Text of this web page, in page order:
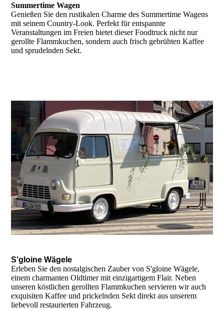
Summertime Wagen
Genießen Sie den rustikalen Charme des Summertime Wagens
mit seinem Country-Look. Perfekt für entspannte
Veranstaltungen im Freien bietet dieser Foodtruck nicht nur
gerollte Flammkuchen, sondern auch frisch gebrühten Kaffee
und sprudelnden Sekt.
S'gloine Wägele
Erleben Sie den nostalgischen Zauber von S'gloine Wägele,
einem charmanten Oldtimer mit einzigartigem Flair. Neben
unseren köstlichen gerollten Flammkuchen servieren wir auch
exquisiten Kaffee und prickelnden Sekt direkt aus unserem
liebevoll restaurierten Fahrzeug.